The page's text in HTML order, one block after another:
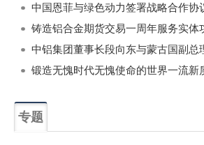
中国恩菲与绿色动力签署战略合作协
铸造铝合金期货交易一周年服务实体
专题